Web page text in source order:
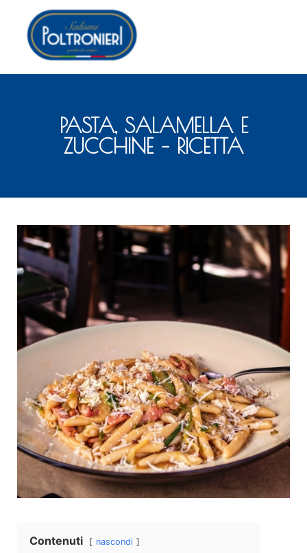
PASTA, SALAMELLA E
ZUCCHINE – RICETTA
Contenuti nascondi